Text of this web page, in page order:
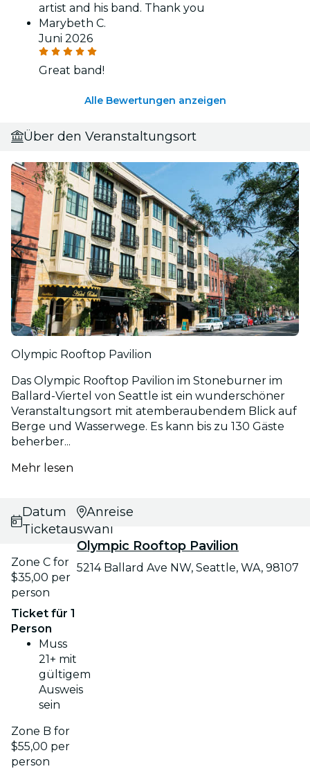
artist and his band. Thank you
Marybeth C.
Juni 2026
Great band!
Alle Bewertungen anzeigen
Über den Veranstaltungsort
Olympic Rooftop Pavilion
Das Olympic Rooftop Pavilion im Stoneburner im
Ballard-Viertel von Seattle ist ein wunderschöner
Veranstaltungsort mit atemberaubendem Blick auf
Berge und Wasserwege. Es kann bis zu 130 Gäste
beherber...
Mehr lesen
Datums- und
Ticketauswahl
Zone C for
$35,00 per
person
Ticket für 1
Person
Muss
21+ mit
gültigem
Ausweis
sein
Zone B for
$55,00 per
person
Anreise
Olympic Rooftop Pavilion
5214 Ballard Ave NW, Seattle, WA, 98107